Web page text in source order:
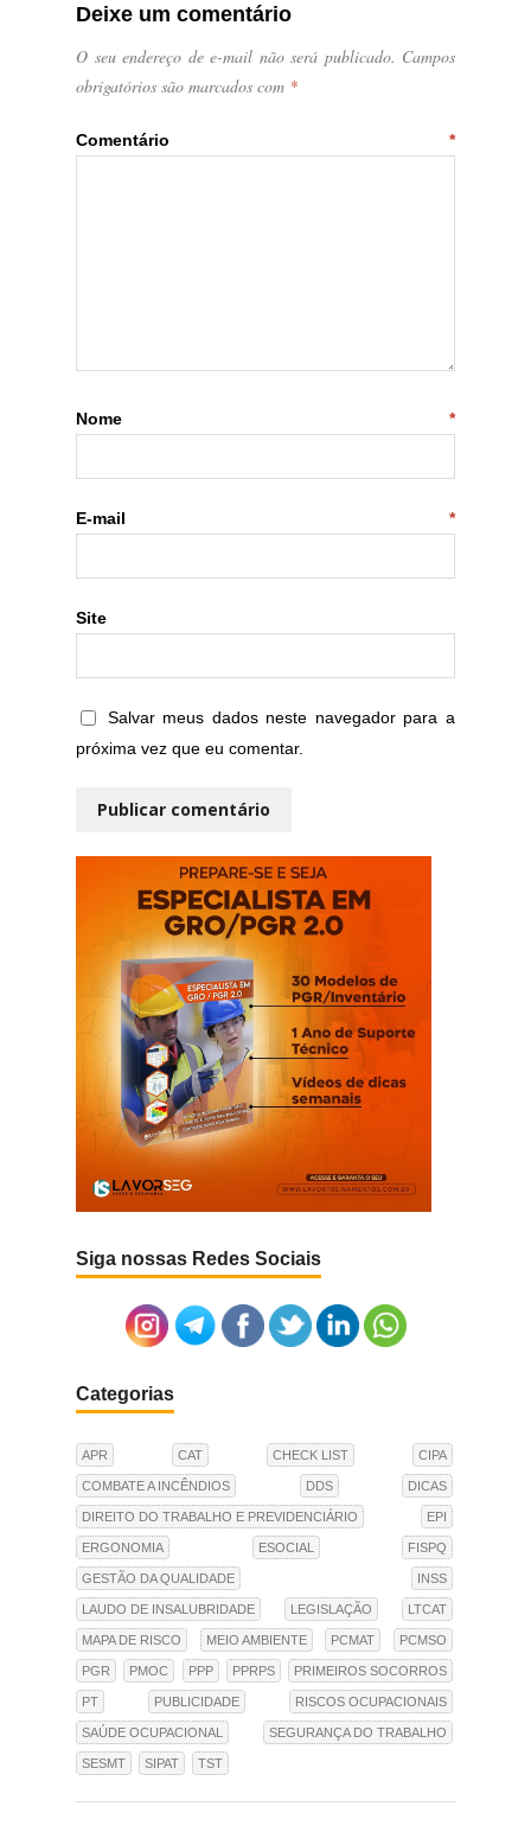
Deixe um comentário
O seu endereço de e-mail não será publicado. Campos
obrigatórios são marcados com *
Comentário *
Nome *
E-mail *
Site
Salvar meus dados neste navegador para a
próxima vez que eu comentar.
Siga nossas Redes Sociais
Categorias
APR CAT CHECK LIST CIPA
COMBATE A INCÊNDIOS DDS DICAS
DIREITO DO TRABALHO E PREVIDENCIÁRIO EPI
ERGONOMIA ESOCIAL FISPQ
GESTÃO DA QUALIDADE INSS
LAUDO DE INSALUBRIDADE LEGISLAÇÃO LTCAT
MAPA DE RISCO MEIO AMBIENTE PCMAT PCMSO
PGR PMOC PPP PPRPS PRIMEIROS SOCORROS
PT PUBLICIDADE RISCOS OCUPACIONAIS
SAÚDE OCUPACIONAL SEGURANÇA DO TRABALHO
SESMT SIPAT TST